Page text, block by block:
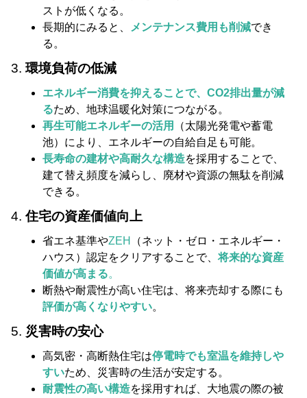
ストが低くなる。
長期的にみると、
メンテナンス費用も削減でき
る。
3. 環境負荷の低減
エネルギー消費を抑えることで、CO2排出量が減
るため、地球温暖化対策につながる。
再生可能エネルギーの活用
（太陽光発電や蓄電
池）により、エネルギーの自給自足も可能。
長寿命の建材や高耐久な構造を採用することで、
建て替え頻度を減らし、廃材や資源の無駄を削減
できる。
4. 住宅の資産価値向上
省エネ基準やZEH
（ネット・ゼロ・エネルギー・
ハウス）認定をクリアすることで、将来的な資産
価値が高まる。
断熱や耐震性が高い住宅は、将来売却する際にも
評価が高くなりやすい。
5. 災害時の安心
高気密・高断熱住宅は停電時でも室温を維持しや
すいため、災害時の生活が安定する。
耐震性の高い構造を採用すれば、大地震の際の被